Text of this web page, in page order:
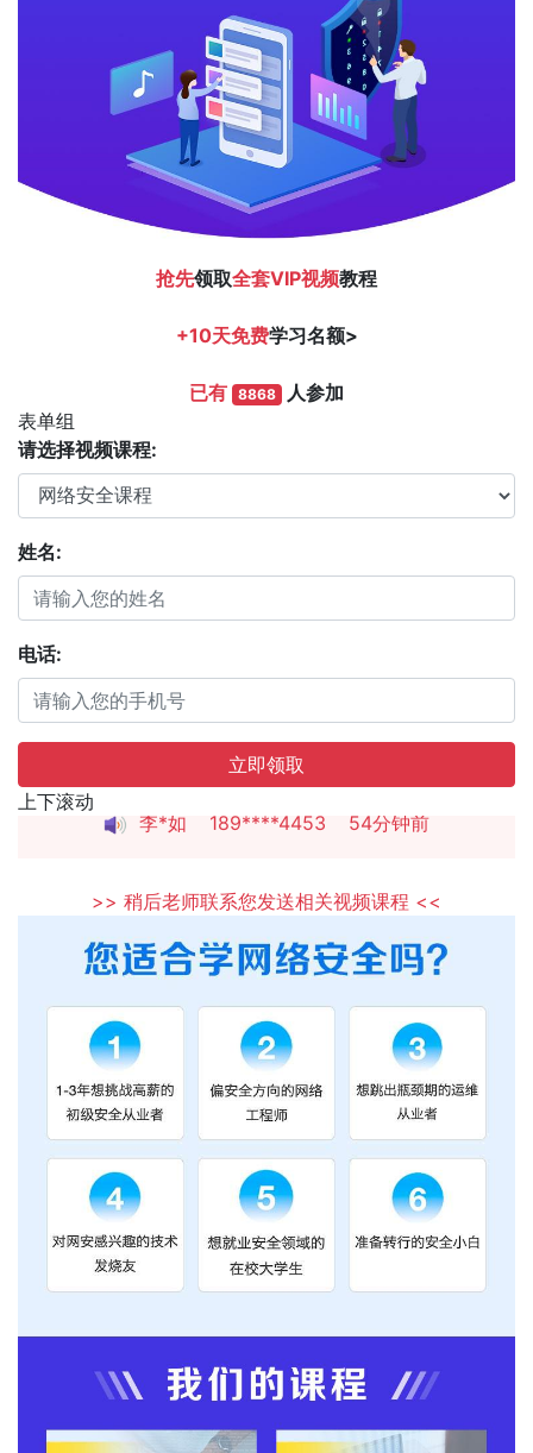
抢先领取全套VIP视频教程
+10天免费学习名额>
已有 8868 人参加
表单组
请选择视频课程:
姓名:
电话:
立即领取
上下滚动
188****2207
王*军
186****8644
98分钟前
李*如
189****4453 54分钟前
>> 稍后老师联系您发送相关视频课程 <<